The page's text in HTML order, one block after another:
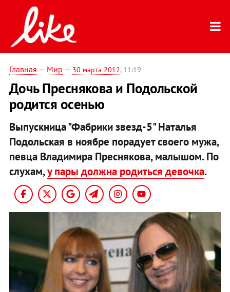
Главная — Мир — 30 марта 2012, 11:19
Дочь Преснякова и Подольской
родится осенью
Выпускница "Фабрики звезд-5" Наталья
Подольская в ноябре порадует своего мужа,
певца Владимира Преснякова, малышом. По
слухам,у пары должна родиться девочка.